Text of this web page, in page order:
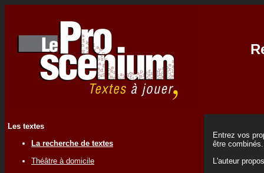
Les textes
La recherche de textes
Théâtre à domicile
Entrez vos
être combinés.
L'auteur